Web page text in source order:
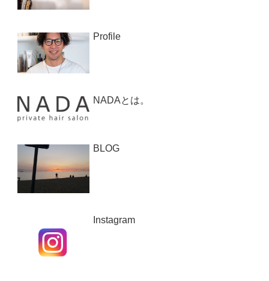
Profile
NADAとは。
BLOG
Instagram